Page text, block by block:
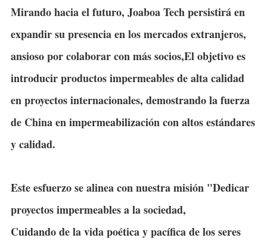
Mirando hacia el futuro, Joaboa Tech persistirá en
expandir su presencia en los mercados extranjeros,
ansioso por colaborar con más socios,El objetivo es
introducir productos impermeables de alta calidad
en proyectos internacionales, demostrando la fuerza
de China en impermeabilización con altos estándares
y calidad.
Este esfuerzo se alinea con nuestra misión "Dedicar
proyectos impermeables a la sociedad,
Cuidando de la vida poética y pacífica de los seres